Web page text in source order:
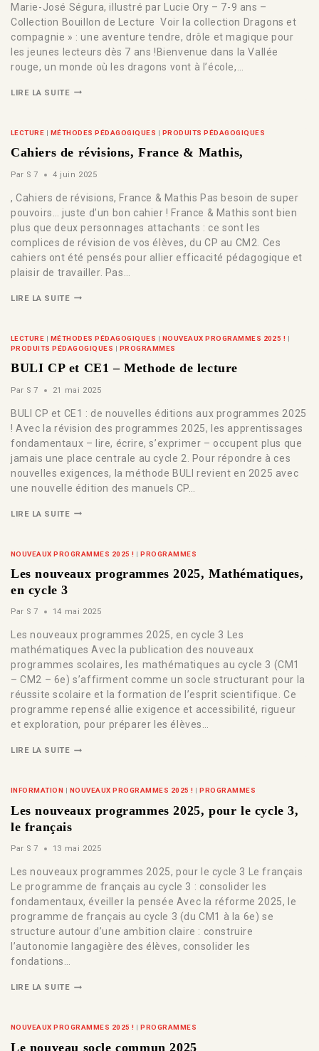
Marie-José Ségura, illustré par Lucie Ory – 7-9 ans –
Collection Bouillon de Lecture Voir la collection Dragons et
compagnie » : une aventure tendre, drôle et magique pour
les jeunes lecteurs dès 7 ans !Bienvenue dans la Vallée
rouge, un monde où les dragons vont à l’école,…
LIRE LA SUITE
LECTURE | MÉTHODES PÉDAGOGIQUES | PRODUITS PÉDAGOGIQUES
Cahiers de révisions, France & Mathis,
Par S 7 4 juin 2025
, Cahiers de révisions, France & Mathis Pas besoin de super
pouvoirs… juste d’un bon cahier ! France & Mathis sont bien
plus que deux personnages attachants : ce sont les
complices de révision de vos élèves, du CP au CM2. Ces
cahiers ont été pensés pour allier efficacité pédagogique et
plaisir de travailler. Pas…
LIRE LA SUITE
LECTURE | MÉTHODES PÉDAGOGIQUES | NOUVEAUX PROGRAMMES 2025 ! |
PRODUITS PÉDAGOGIQUES | PROGRAMMES
BULI CP et CE1 – Methode de lecture
Par S 7 21 mai 2025
BULI CP et CE1 : de nouvelles éditions aux programmes 2025
! Avec la révision des programmes 2025, les apprentissages
fondamentaux – lire, écrire, s’exprimer – occupent plus que
jamais une place centrale au cycle 2. Pour répondre à ces
nouvelles exigences, la méthode BULI revient en 2025 avec
une nouvelle édition des manuels CP…
LIRE LA SUITE
NOUVEAUX PROGRAMMES 2025 ! |PROGRAMMES
Les nouveaux programmes 2025, Mathématiques,
en cycle 3
Par S 7 14 mai 2025
Les nouveaux programmes 2025, en cycle 3 Les
mathématiques Avec la publication des nouveaux
programmes scolaires, les mathématiques au cycle 3 (CM1
– CM2 – 6e) s’affirment comme un socle structurant pour la
réussite scolaire et la formation de l’esprit scientifique. Ce
programme repensé allie exigence et accessibilité, rigueur
et exploration, pour préparer les élèves…
LIRE LA SUITE
INFORMATION NOUVEAUX PROGRAMMES 2025 ! PROGRAMMES
Les nouveaux programmes 2025, pour le cycle 3,
le français
Par S 7 13 mai 2025
Les nouveaux programmes 2025, pour le cycle 3 Le français
Le programme de français au cycle 3 : consolider les
fondamentaux, éveiller la pensée Avec la réforme 2025, le
programme de français au cycle 3 (du CM1 à la 6e) se
structure autour d’une ambition claire : construire
l’autonomie langagière des élèves, consolider les
fondations…
LIRE LA SUITE
NOUVEAUX PROGRAMMES 2025 ! PROGRAMMES
Le nouveau socle commun 2025